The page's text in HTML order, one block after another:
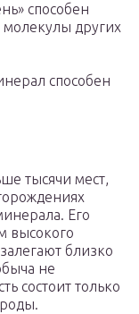
способен
молекулы других
способен
тысячи мест,
Его
высокого
близко
не
состоит только